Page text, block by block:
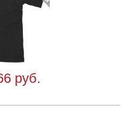
руб.